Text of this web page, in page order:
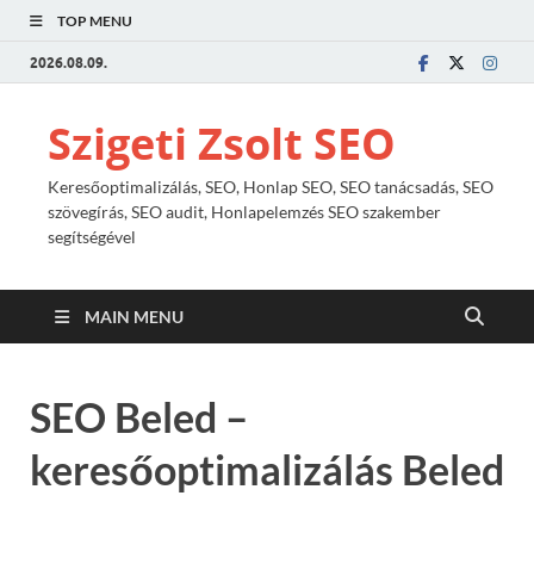
TOP MENU
2026.08.09.
Szigeti Zsolt SEO
Keresőoptimalizálás, SEO, Honlap SEO, SEO tanácsadás, SEO
szövegírás, SEO audit, Honlapelemzés SEO szakember
segítségével
MAIN MENU
SEO Beled –
keresőoptimalizálás Beled